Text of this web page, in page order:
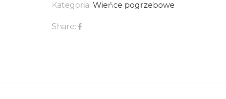
Kategoria:Wieńce pogrzebowe
Share: